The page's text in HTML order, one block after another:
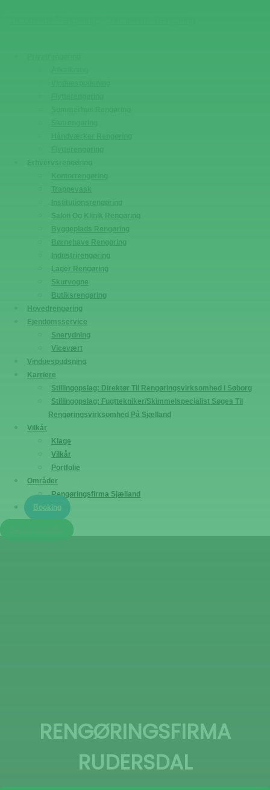
Børnehave Rengøring
Industrirengøring
Lager Rengøring
Skurvogne
Butiksrengøring
Hovedrengøring
Ejendomsservice
Snerydning
Vicevært
Vinduespudsning
Karriere
Stillingopslag: Direktør Til Rengøringsvirksomhed I Søborg
Stillingopslag: Fugttekniker/Skimmelspecialist Søges Til
Rengøringsvirksomhed På Sjælland
Vilkår
Klage
Vilkår
Portfolie
Områder
Rengøringsfirma Sjælland
Booking
RENGØRINGSFIRMA
RUDERSDAL